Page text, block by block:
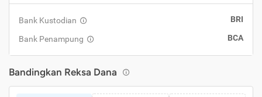
Bank Kustodian BRI
Bank Penampung BCA
Bandingkan Reksa Dana